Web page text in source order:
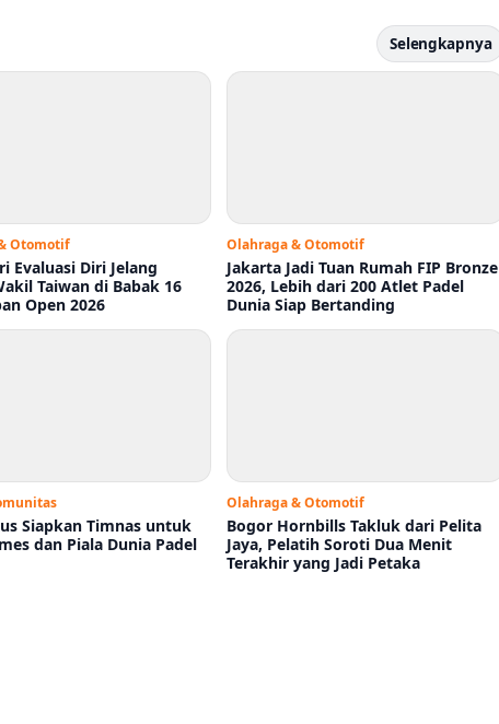
Selengkapnya
Otomotif
Evaluasi Diri Jelang
Taiwan di Babak 16
Open 2026
Olahraga & Otomotif
Jakarta Jadi Tuan Rumah FIP Bronze
2026, Lebih dari 200 Atlet Padel
Dunia Siap Bertanding
Siapkan Timnas untuk
dan Piala Dunia Padel
Olahraga & Otomotif
Bogor Hornbills Takluk dari Pelita
Jaya, Pelatih Soroti Dua Menit
Terakhir yang Jadi Petaka